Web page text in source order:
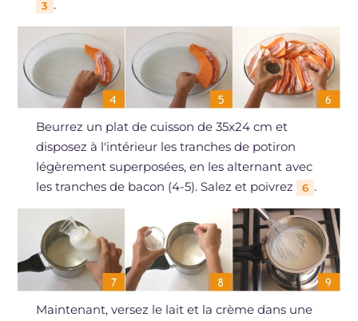
3 .
Beurrez un plat de cuisson de 35x24 cm et
disposez à l'intérieur les tranches de potiron
légèrement superposées, en les alternant avec
les tranches de bacon (4-5). Salez et poivrez
6 .
Maintenant, versez le lait et la crème dans une